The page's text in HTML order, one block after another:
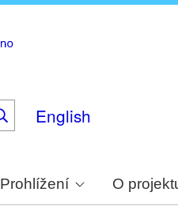
English
Prohlížení O